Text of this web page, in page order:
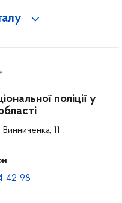
поліції у
11
42-98